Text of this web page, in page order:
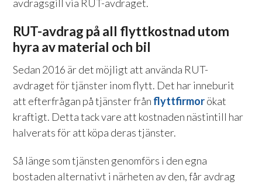
avdragsgill via RUT-avdraget.
RUT-avdrag på all flyttkostnad utom
hyra av material och bil
Sedan 2016 är det möjligt att använda RUT-
avdraget för tjänster inom flytt. Det har inneburit
att efterfrågan på tjänster från flyttfirmorökat
kraftigt. Detta tack vare att kostnaden nästintill har
halverats för att köpa deras tjänster.
Så länge som tjänsten genomförs i den egna
bostaden alternativt i närheten av den, får avdrag